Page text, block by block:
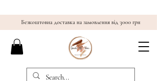
Безкоштовна доставка на замовлення від 3000 грн